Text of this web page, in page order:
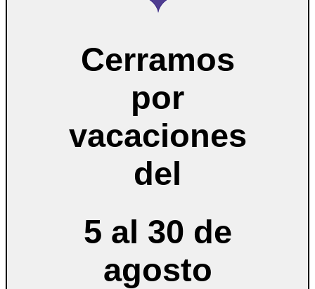
Cerramos
por
vacaciones
del
5 al 30 de
agosto